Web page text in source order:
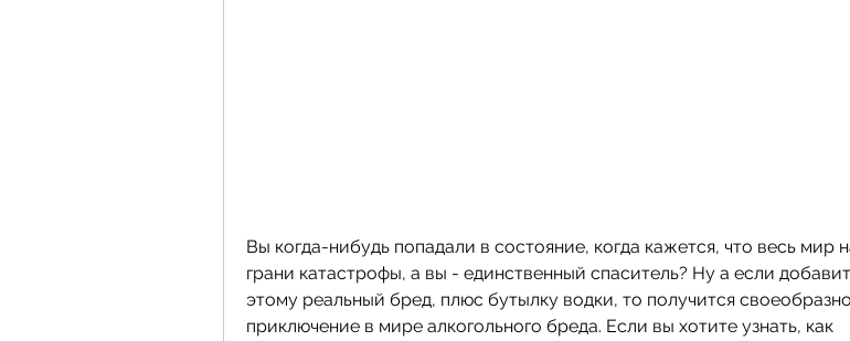
Вы когда-нибудь попадали в состояние, когда кажется, что весь мир
грани катастрофы, а вы - единственный спаситель? Ну а если
этому реальный бред, плюс бутылку водки, то получится
приключение в мире алкогольного бреда. Если вы хотите узнать, как